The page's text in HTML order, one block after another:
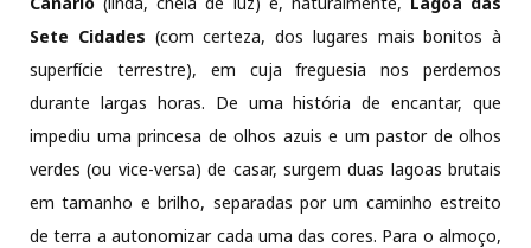
Sete Cidades (com certeza, dos lugares mais bonitos à
superfície terrestre), em cuja freguesia nos perdemos
durante largas horas. De uma história de encantar, que
impediu uma princesa de olhos azuis e um pastor de olhos
verdes (ou vice-versa) de casar, surgem duas lagoas brutais
em tamanho e brilho, separadas por um caminho estreito
de terra a autonomizar cada uma das cores. Para o almoço,